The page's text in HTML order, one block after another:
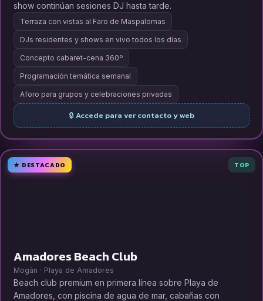
show continúan sesiones DJ hasta tarde.
Terraza con vistas al Faro de Maspalomas
DJs residentes y shows en vivo todos los días
Concepto cabaret-cena 360º
Programación temática semanal
Aforo para grupos y celebraciones privadas
🔒 Accede para ver contacto y web
★ DESTACADO TOP
Amadores Beach Club
Mogán · Playa de Amadores
Beach club premium en primera línea sobre Playa de
Amadores, con piscina de agua de mar, cabañas con